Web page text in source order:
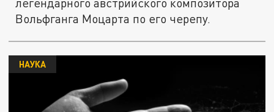
легендарного австрийского композитора
Вольфганга Моцарта по его черепу.
НАУКА